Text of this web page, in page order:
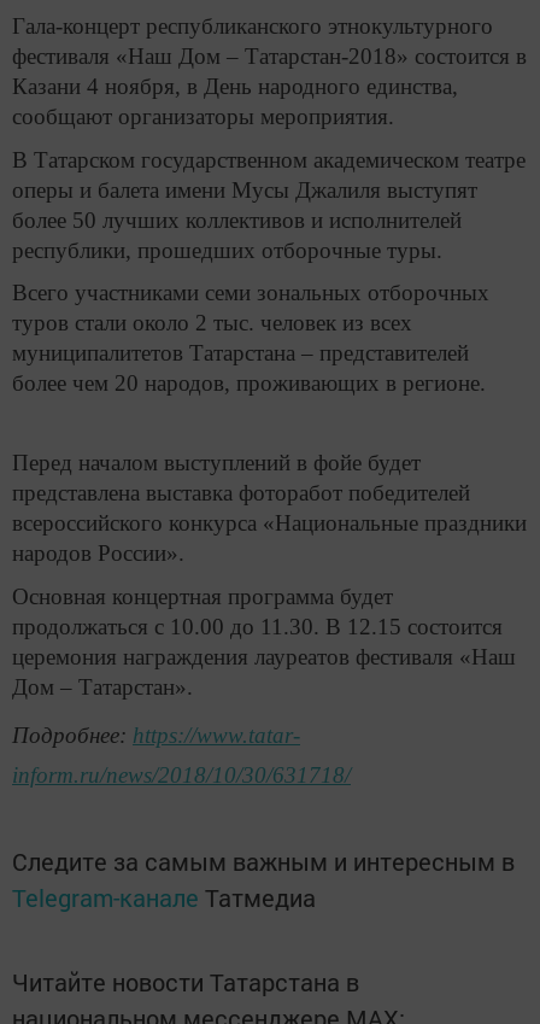
Гала-концерт республиканского этнокультурного
фестиваля «Наш Дом – Татарстан-2018» состоится в
Казани 4 ноября, в День народного единства,
сообщают организаторы мероприятия.
В Татарском государственном академическом театре
оперы и балета имени Мусы Джалиля выступят
более 50 лучших коллективов и исполнителей
республики, прошедших отборочные туры.
Всего участниками семи зональных отборочных
туров стали около 2 тыс. человек из всех
муниципалитетов Татарстана – представителей
более чем 20 народов, проживающих в регионе.
Перед началом выступлений в фойе будет
представлена выставка фоторабот победителей
всероссийского конкурса «Национальные праздники
народов России».
Основная концертная программа будет
продолжаться с 10.00 до 11.30. В 12.15 состоится
церемония награждения лауреатов фестиваля «Наш
Дом – Татарстан».
Подробнее: https://www.tatar-
inform.ru/news/2018/10/30/631718/
Следите за самым важным и интересным в
Telegram-канале Татмедиа
Читайте новости Татарстана в